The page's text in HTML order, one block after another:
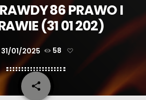
86 PRAWO I
(31 01 202)
31/01/2025 58
share
email